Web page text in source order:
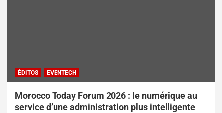
ÉDITOS EVENTECH
Morocco Today Forum 2026 : le numérique au
service d’une administration plus intelligente